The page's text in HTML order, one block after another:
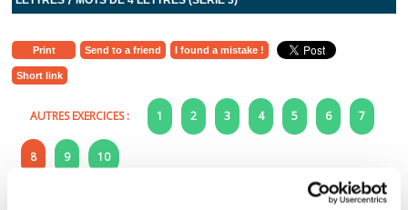
Print Send to a friend I found a mistake !
Short link
AUTRES EXERCICES : 1 2 3 4 5 6 7
8 9 10